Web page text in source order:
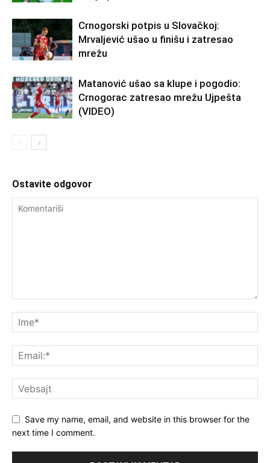
Crnogorski potpis u Slovačkoj:
Mrvaljević ušao u finišu i zatresao
mrežu
Matanović ušao sa klupe i pogodio:
Crnogorac zatresao mrežu Ujpešta
(VIDEO)
Ostavite odgovor
Save my name, email, and website in this browser for the
next time I comment.